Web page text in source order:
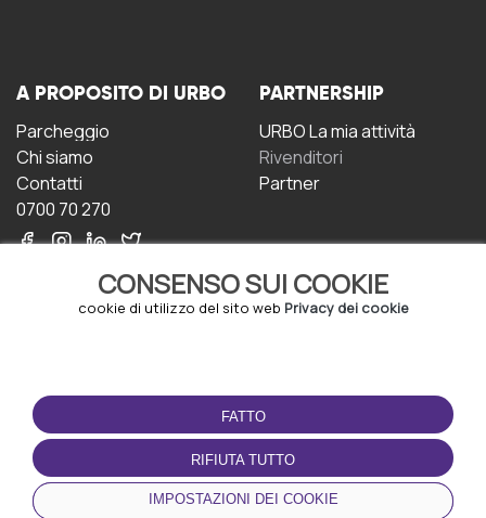
CONSENSO SUI COOKIE
cookie di utilizzo del sito web Privacy dei cookie
FATTO
RIFIUTA TUTTO
IMPOSTAZIONI DEI COOKIE
A PROPOSITO DI URBO
Parcheggio
Chi siamo
Contatti
0700 70 270
PARTNERSHIP
URBO La mia attività
Rivenditori
Partner
CONDIZIONI D'USO
Termini e Condizioni
Politica sulla riservatezza
Gestione dei Cookie
SCARICA L'APP